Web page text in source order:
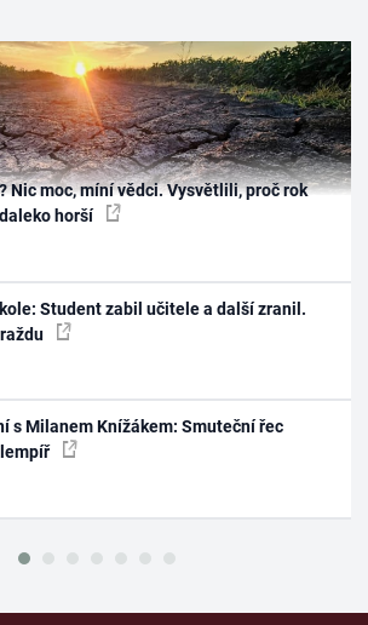
Nic moc, míní vědci. Vysvětlili, proč rok
horší
Student zabil učitele a další zranil.
s Milanem Knížákem: Smuteční řec